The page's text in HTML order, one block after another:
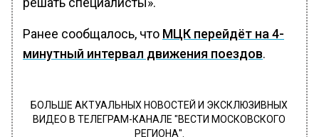
Ранее сообщалось, что МЦК перейдёт на 4-
минутный интервал движения поездов.
БОЛЬШЕ АКТУАЛЬНЫХ НОВОСТЕЙ И ЭКСКЛЮЗИВНЫХ
ВИДЕО В ТЕЛЕГРАМ-КАНАЛЕ "ВЕСТИ МОСКОВСКОГО
РЕГИОНА".